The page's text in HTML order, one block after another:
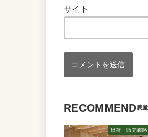
サイト
RECOMMEND
出荷・販売戦略